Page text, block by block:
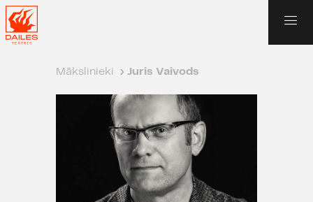
Mākslinieki › Juris Vaivods